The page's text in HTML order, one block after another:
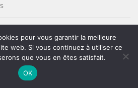
pour vous garantir la meilleure
web. Si vous continuez à utiliser ce
que vous en êtes satisfait.
OK